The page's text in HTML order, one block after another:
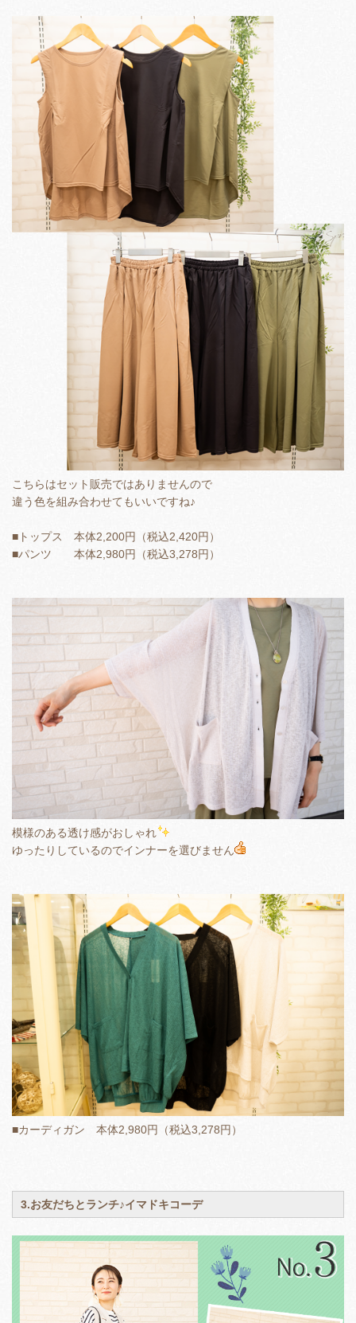
こちらはセット販売ではありませんので
違う色を組み合わせてもいいですね♪
■トップス 本体2,200円（税込2,420円）
■パンツ 本体2,980円（税込3,278円）
模様のある透け感がおしゃれ
ゆったりしているのでインナーを選びません
■カーディガン 本体2,980円（税込3,278円）
3.お友だちとランチ♪イマドキコーデ